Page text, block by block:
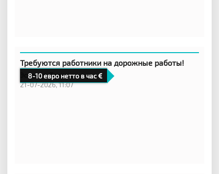
8-10 евро нетто в час
Требуются работники на дорожные работы!
Эстония,Таллинн
21-07-2026, 11:07